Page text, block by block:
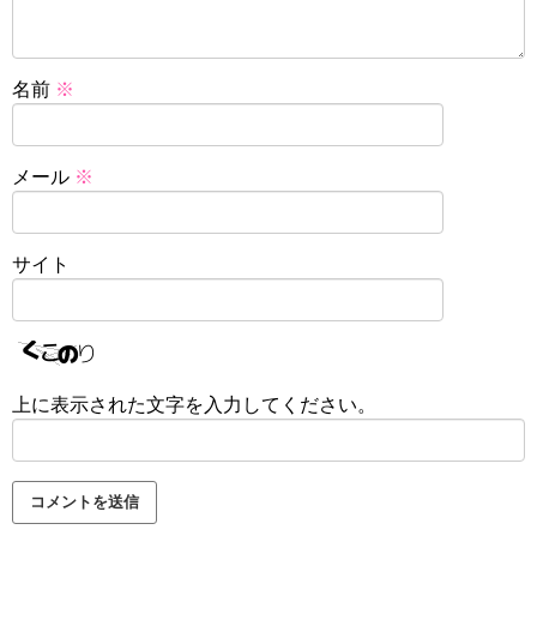
名前 ※
メール ※
サイト
上に表示された文字を入力してください。